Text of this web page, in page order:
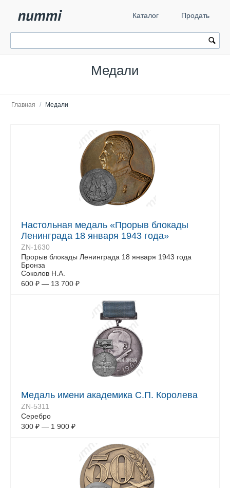
Каталог Продать
Медали
Главная / Медали
Настольная медаль «Прорыв блокады
Ленинграда 18 января 1943 года»
ZN-1630
Прорыв блокады Ленинграда 18 января 1943 года
Бронза
Соколов Н.А.
600 ₽ — 13 700 ₽
Медаль имени академика С.П. Королева
ZN-5311
Серебро
300 ₽ — 1 900 ₽